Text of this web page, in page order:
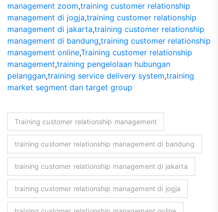
management zoom,training customer relationship
management di jogja,training customer relationship
management di jakarta,training customer relationship
management di bandung,training customer relationship
management online,Training customer relationship
management,training pengelolaan hubungan
pelanggan,training service delivery system,training
market segment dan target group
Training customer relationship management
training customer relationship management di bandung
training customer relationship management di jakarta
training customer relationship management di jogja